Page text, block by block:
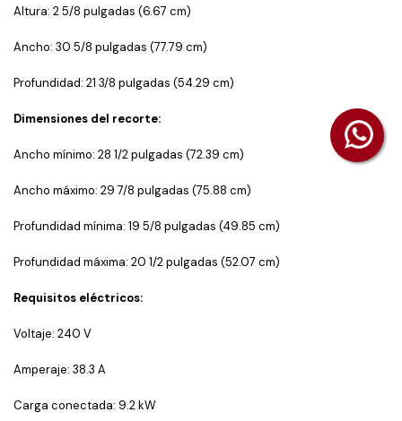
Altura: 2 5/8 pulgadas (6.67 cm)
Ancho: 30 5/8 pulgadas (77.79 cm)
Profundidad: 21 3/8 pulgadas (54.29 cm)
Dimensiones del recorte:
Ancho mínimo: 28 1/2 pulgadas (72.39 cm)
Ancho máximo: 29 7/8 pulgadas (75.88 cm)
Profundidad mínima: 19 5/8 pulgadas (49.85 cm)
Profundidad máxima: 20 1/2 pulgadas (52.07 cm)
Requisitos eléctricos:
Voltaje: 240 V
Amperaje: 38.3 A
Carga conectada: 9.2 kW